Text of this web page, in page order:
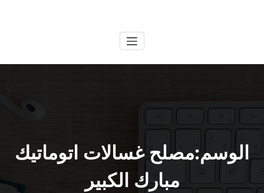
الوسم:مصلح غسالات اتوماتيك
مبارك الكبير